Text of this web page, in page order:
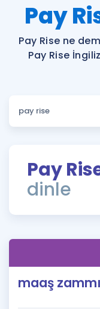
Katılımcı
Faydalı Araçlar
Sözlük
Rehberlik
ÖSYM Sınav
İngilizce
Hakkımızda
Pay
Pay Rise ne
Pay Rise
Pay
dinle
maaş zammı